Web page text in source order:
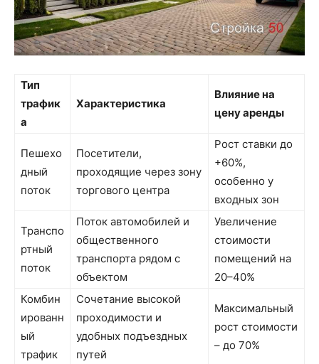
Тип
трафик
а
Характеристика
Влияние на
цену аренды
Пешехо
дный
поток
Посетители,
проходящие через зону
торгового центра
Рост ставки до
+60%,
особенно у
входных зон
Транспо
ртный
поток
Поток автомобилей и
общественного
транспорта рядом с
объектом
Увеличение
стоимости
помещений на
20–40%
Комбин
ированн
ый
трафик
Сочетание высокой
проходимости и
удобных подъездных
путей
Максимальный
рост стоимости
– до 70%